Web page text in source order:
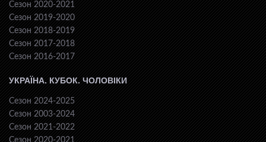
Сезон 2020-2021
Сезон 2019-2020
Сезон 2018-2019
Сезон 2017-2018
Сезон 2016-2017
УКРАЇНА. КУБОК. ЧОЛОВІКИ
Сезон 2024-2025
Сезон 2003-2024
Сезон 2021-2022